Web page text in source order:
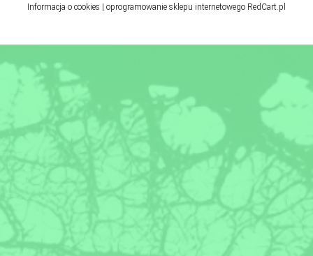
Informacja o cookies | oprogramowanie sklepu internetowego RedCart.pl